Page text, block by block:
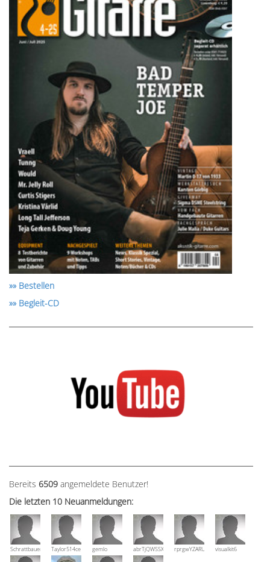
»» Bestellen
»» Begleit-CD
Bereits 6509 angemeldete Benutzer!
Die letzten 10 Neuanmeldungen:
Schrattbauer Taylor514ce gemlo abrTjQWSSXuVznPolErprgwYZARUTZQyCWESpD
visualkit6